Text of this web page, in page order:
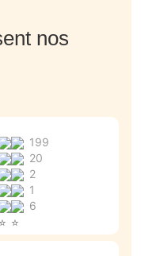
nos
199
20
2
1
6